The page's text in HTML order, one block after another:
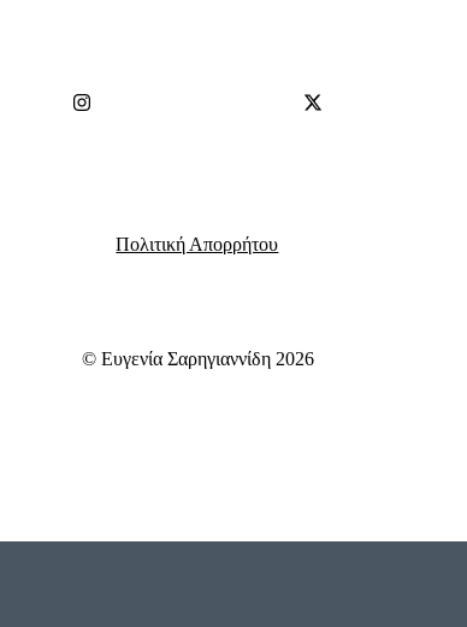
Πολιτική Απορρήτου
© Ευγενία Σαρηγιαννίδη 2026